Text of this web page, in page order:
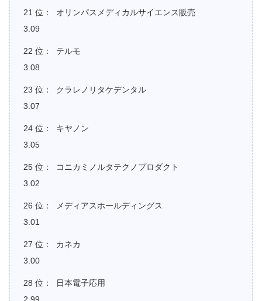
オリンパスメディカルサイエンス販売
3.09
テルモ
3.08
クラレノリタケデンタル
3.07
キヤノン
3.05
コニカミノルタテクノプロダクト
3.02
メディアスホールディングス
3.01
カネカ
3.00
日本電子応用